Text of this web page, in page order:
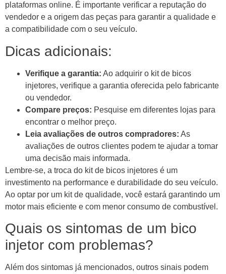
plataformas online. É importante verificar a reputação do
vendedor e a origem das peças para garantir a qualidade e
a compatibilidade com o seu veículo.
Dicas adicionais:
Verifique a garantia: Ao adquirir o kit de bicos
injetores, verifique a garantia oferecida pelo fabricante
ou vendedor.
Compare preços: Pesquise em diferentes lojas para
encontrar o melhor preço.
Leia avaliações de outros compradores: As
avaliações de outros clientes podem te ajudar a tomar
uma decisão mais informada.
Lembre-se, a troca do kit de bicos injetores é um
investimento na performance e durabilidade do seu veículo.
Ao optar por um kit de qualidade, você estará garantindo um
motor mais eficiente e com menor consumo de combustível.
Quais os sintomas de um bico
injetor com problemas?
Além dos sintomas já mencionados, outros sinais podem